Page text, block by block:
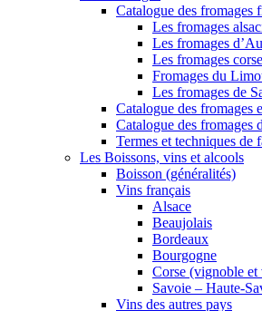
Catalogue des fromages
Les fromages
Les fromages
Les fromages
Fromages du
Les fromages de
Catalogue des fromages
Catalogue des fromages
Termes et techniques de
Les Boissons, vins et alcools
Boisson (généralités)
Vins français
Alsace
Beaujolais
Bordeaux
Bourgogne
Corse (vignoble et
Savoie – Haute-
Vins des autres pays